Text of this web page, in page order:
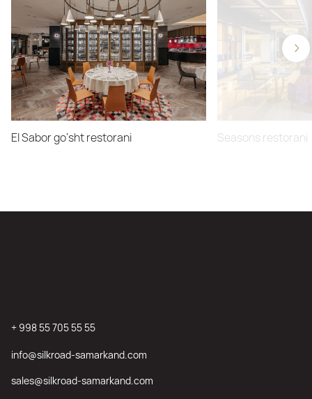
El Sabor go‘sht restorani Seasons restorani
+ 998 55 705 55 55
info@silkroad-samarkand.com
sales@silkroad-samarkand.com